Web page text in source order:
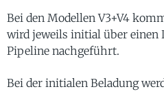
Bei den Modellen V3+V4
wird jeweils initial über einen
Pipeline nachgeführt.
Bei der initialen Beladung